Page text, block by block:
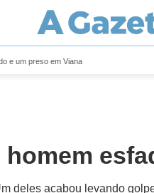
e um preso em Viana
deles acabou levando